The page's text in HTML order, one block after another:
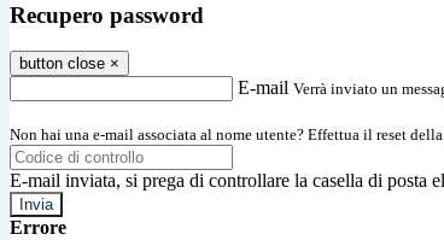
Recupero password
button close ×
E-mail Verrà inviato un
Non hai una e-mail associata al nome utente? Effettua il reset
E-mail inviata, si prega di controllare la casella di posta
Errore